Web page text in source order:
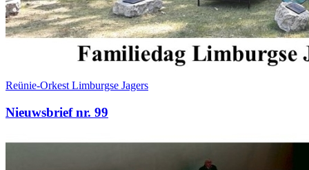
Reünie-Orkest Limburgse Jagers
Nieuwsbrief nr. 99